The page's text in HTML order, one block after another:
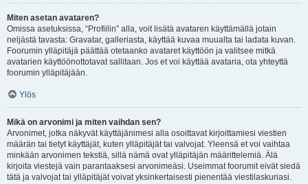
Miten asetan avataren?
Omissa asetuksissa, “Profiilin” alla, voit lisätä avataren käyttämällä jotain
neljästä tavasta: Gravatar, galleriasta, käyttää kuvaa muualta tai ladata kuvan.
Foorumin ylläpitäjä päättää otetaanko avataret käyttöön ja valitsee mitkä
avatarien käyttöönottotavat sallitaan. Jos et voi käyttää avataria, ota yhteyttä
foorumin ylläpitäjään.
Ylös
Mikä on arvonimi ja miten vaihdan sen?
Arvonimet, jotka näkyvät käyttäjänimesi alla osoittavat kirjoittamiesi viestien
määrän tai tietyt käyttäjät, kuten ylläpitäjät tai valvojat. Yleensä et voi vaihtaa
minkään arvonimen tekstiä, sillä nämä ovat ylläpitäjän määrittelemiä. Älä
kirjoita viestejä vain parantaaksesi arvonimeäsi. Useimmat foorumit eivät siedä
tätä ja valvojat tai ylläpitäjät voivat yksinkertaisesti pienentää viestilaskuriasi.